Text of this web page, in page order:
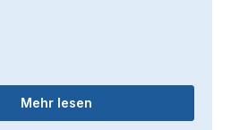
Mehr lesen